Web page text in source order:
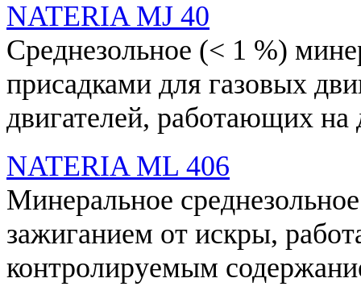
NATERIA MJ 40
Среднезольное (< 1 %)
присадками для газовых
двигателей, работающих на
NATERIA ML 406
Минеральное
зажиганием от искры,
контролируемым